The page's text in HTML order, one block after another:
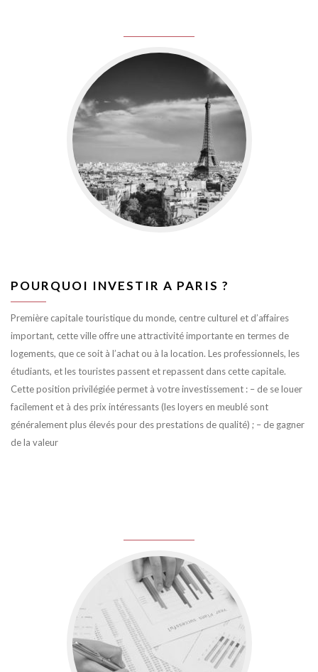
POURQUOI INVESTIR A PARIS ?
Première capitale touristique du monde, centre culturel et d’affaires
important, cette ville offre une attractivité importante en termes de
logements, que ce soit à l’achat ou à la location. Les professionnels, les
étudiants, et les touristes passent et repassent dans cette capitale.
Cette position privilégiée permet à votre investissement : – de se louer
facilement et à des prix intéressants (les loyers en meublé sont
généralement plus élevés pour des prestations de qualité) ; – de gagner
de la valeur